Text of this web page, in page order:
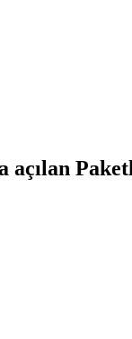
açılan